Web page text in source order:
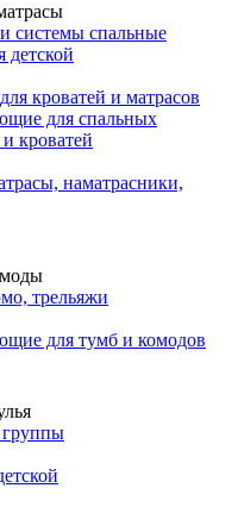
системы спальные
детской
кроватей и матрасов
для спальных
кроватей
наматрасники,
трельяжи
для тумб и комодов